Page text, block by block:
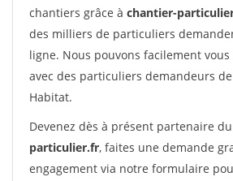
chantiers grâce à chantier-
des milliers de particuliers
ligne. Nous pouvons facilement
avec des particuliers demandeurs
Habitat.
Devenez dès à présent partenaire
particulier.fr, faites une demande
engagement via notre formulaire